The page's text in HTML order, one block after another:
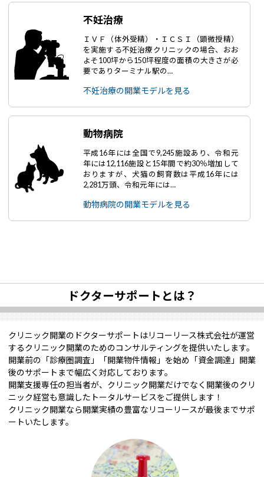
不妊治療
ＩＶＦ（体外受精）・ＩＣＳＩ（顕微授精）
を実施する不妊治療クリニックの場合、おお
よそ100坪から150坪程度の面積の大きさが必
要でありターミナル駅の…
不妊治療の開業モデルを見る
動物病院
平成16年には全国で9,245施設あり、令和元
年には12,116施設と15年間で約30％増加して
おりますが、犬猫の飼育数は平成16年には
2,281万頭、令和元年には…
動物病院の開業モデルを見る
ドクターサポートとは？
クリニック開業のドクターサポートはリコーリース株式会社が運営
するクリニック開業のためのコンサルティングを提供いたします。
開業前の「診療圏調査」「開業物件情報」を始め「資金調達」開業
後のサポートまで幅広く対応しております。
開業支援専任の担当者が、クリニック開業だけでなく開業後のクリ
ニック経営も意識したトータルサービスをご提供します！
クリニック開業なら開業実績の豊富なリコーリースが最後までサポ
ートいたします。